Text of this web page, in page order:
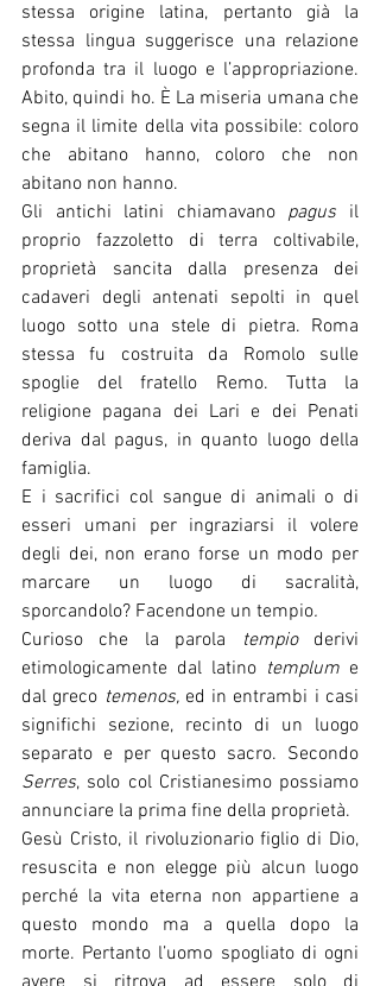
stessa origine latina, pertanto già la
stessa lingua suggerisce una relazione
profonda tra il luogo e l’appropriazione.
Abito, quindi ho. È La miseria umana che
segna il limite della vita possibile: coloro
che abitano hanno, coloro che non
abitano non hanno.
Gli antichi latini chiamavano pagus il
proprio fazzoletto di terra coltivabile,
proprietà sancita dalla presenza dei
cadaveri degli antenati sepolti in quel
luogo sotto una stele di pietra. Roma
stessa fu costruita da Romolo sulle
spoglie del fratello Remo. Tutta la
religione pagana dei Lari e dei Penati
deriva dal pagus, in quanto luogo della
famiglia.
E i sacrifici col sangue di animali o di
esseri umani per ingraziarsi il volere
degli dei, non erano forse un modo per
marcare un luogo di sacralità,
sporcandolo? Facendone un tempio.
Curioso che la parola
tempio derivi
etimologicamente dal latino templum e
dal greco temenos, ed in entrambi i casi
significhi sezione, recinto di un luogo
Serres, solo col Cristianesimo possiamo
annunciare la prima fine della proprietà.
Gesù Cristo, il rivoluzionario figlio di Dio,
resuscita e non elegge più alcun luogo
perché la vita eterna non appartiene a
questo mondo ma a quella dopo la
morte. Pertanto l’uomo spogliato di ogni